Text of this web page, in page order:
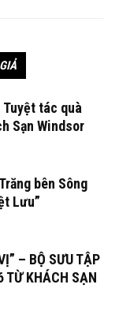
Tuyệt tác quà
Sạn Windsor
bên Sông
Lưu”
– BỘ SƯU TẬP
TỪ KHÁCH SẠN